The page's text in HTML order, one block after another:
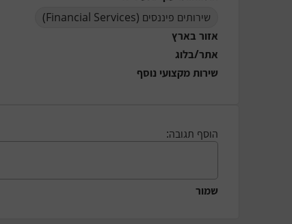
שירותים פיננסים (Financial Services)
אזור בארץ
אתר/בלוג
שירות מקצועי נוסף
הוסף תגובה:
שמור